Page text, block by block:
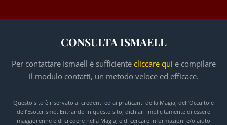
CONSULTA ISMAELL
Per contattare Ismaell è sufficiente cliccare qui e compilare
il modulo contatti, un metodo veloce ed efficace.
Questo sito è riservato ai credenti ed ai praticanti della Magia, dell’Occulto e
dell’Esoterismo. Entrando in questo sito, dichiari implicitamente di essere
maggiorenne e di credere nella Magia, e di cercare informazioni e/o aiuto